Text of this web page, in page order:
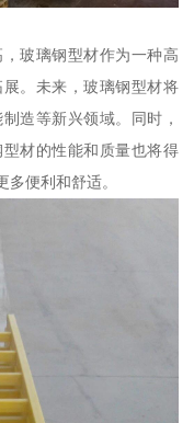
玻璃钢型材作为一种高
。未来，玻璃钢型材将
造等新兴领域。同时，
材的性能和质量也将得
便利和舒适。